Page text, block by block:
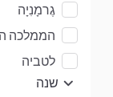
גֶרמָנִיָה
הממלכה
לטביה
שנה